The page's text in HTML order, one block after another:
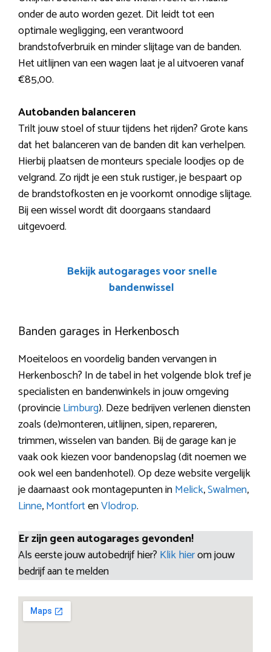
onder de auto worden gezet. Dit leidt tot een
optimale wegligging, een verantwoord
brandstofverbruik en minder slijtage van de banden.
Het uitlijnen van een wagen laat je al uitvoeren vanaf
€85,00.
Autobanden balanceren
Trilt jouw stoel of stuur tijdens het rijden? Grote kans
dat het balanceren van de banden dit kan verhelpen.
Hierbij plaatsen de monteurs speciale loodjes op de
velgrand. Zo rijdt je een stuk rustiger, je bespaart op
de brandstofkosten en je voorkomt onnodige slijtage.
Bij een wissel wordt dit doorgaans standaard
uitgevoerd.
Bekijk autogarages voor snelle
bandenwissel
Banden garages in Herkenbosch
Moeiteloos en voordelig banden vervangen in
Herkenbosch? In de tabel in het volgende blok tref je
specialisten en bandenwinkels in jouw omgeving
(provincieLimburg). Deze bedrijven verlenen diensten
zoals (de)monteren, uitlijnen, sipen, repareren,
trimmen, wisselen van banden. Bij de garage kan je
vaak ook kiezen voor bandenopslag (dit noemen we
ook wel een bandenhotel). Op deze website vergelijk
je daarnaast ook montagepunten inMelick,Swalmen,
Linne,MontfortenVlodrop.
Er zijn geen autogarages gevonden!
Als eerste jouw autobedrijf hier? Klik hierom jouw
bedrijf aan te melden